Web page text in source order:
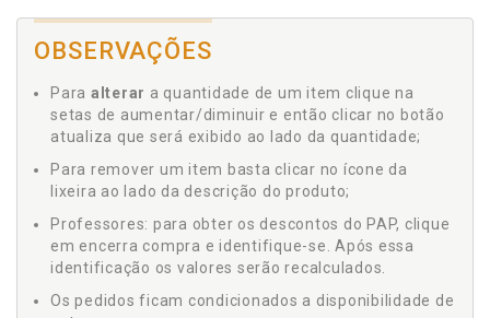
OBSERVAÇÕES
Para alterar a quantidade de um item clique na
setas de aumentar/diminuir e então clicar no botão
atualiza que será exibido ao lado da quantidade;
Para remover um item basta clicar no ícone da
lixeira ao lado da descrição do produto;
Professores: para obter os descontos do PAP, clique
em encerra compra e identifique-se. Após essa
identificação os valores serão recalculados.
Os pedidos ficam condicionados a disponibilidade de